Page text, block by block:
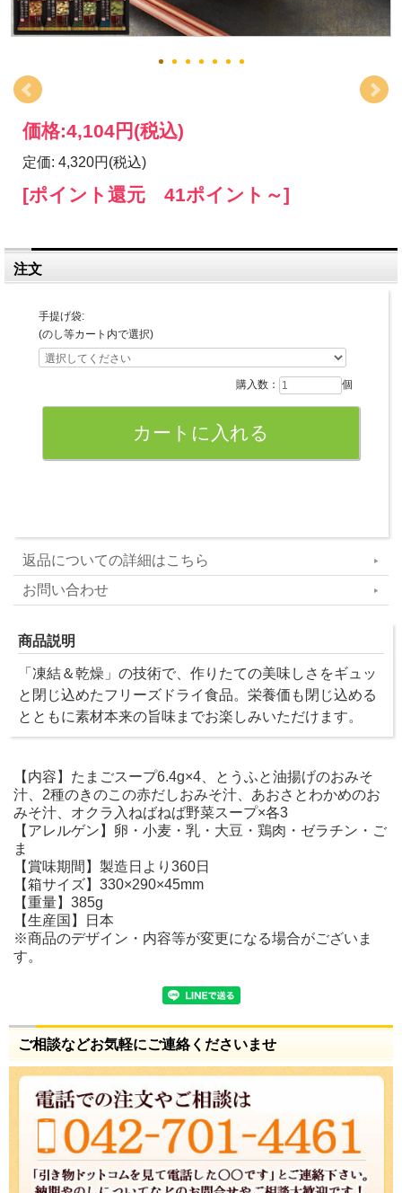
価格:4,104円 (税込)
定価: 4,320円(税込)
[ポイント還元 41ポイント～]
注文
手提げ袋:
(のし等カート内で選択)
購入数： 個
返品についての詳細はこちら
お問い合わせ
商品説明
「凍結＆乾燥」の技術で、作りたての美味しさをギュッ
と閉じ込めたフリーズドライ食品。栄養価も閉じ込める
とともに素材本来の旨味までお楽しみいただけます。
【内容】たまごスープ6.4g×4、とうふと油揚げのおみそ
汁、2種のきのこの赤だしおみそ汁、あおさとわかめのお
みそ汁、オクラ入ねばねば野菜スープ×各3
【アレルゲン】卵・小麦・乳・大豆・鶏肉・ゼラチン・ご
ま
【賞味期間】製造日より360日
【箱サイズ】330×290×45mm
【重量】385g
【生産国】日本
※商品のデザイン・内容等が変更になる場合がございま
す。
ご相談などお気軽にご連絡くださいませ